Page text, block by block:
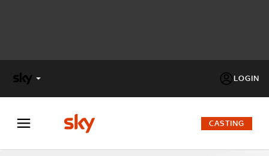
LOGIN
FACTOR
CASTING